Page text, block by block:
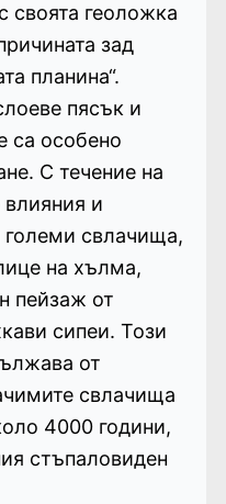
своята геоложка
зад
планина“.
пясък и
са особено
С течение на
и
големи свлачища,
на хълма,
пейзаж от
сипеи. Този
от
свлачища
4000 години,
стъпаловиден